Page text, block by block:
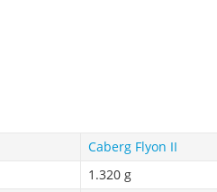
Caberg Flyon II
1.320 g